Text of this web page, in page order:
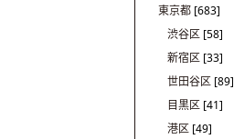
東京都 [683]
渋谷区 [58]
新宿区 [33]
世田谷区 [89]
目黒区 [41]
港区 [49]